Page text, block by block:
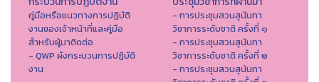
คู่มือหรือแนวทางการปฏิบัติ
งานของเจ้าหน้าที่และคู่มือ
สำหรับผู้มาติดต่อ
- QWP ผังกระบวนการปฏิบัติ
งาน
- การประชุมสวนสุนันทา
วิชาการระดับชาติ ครั้งที่ ๑
- การประชุมสวนสุนันทา
วิชาการระดับชาติ ครั้งที่ ๒
- การประชุมสวนสุนันทา